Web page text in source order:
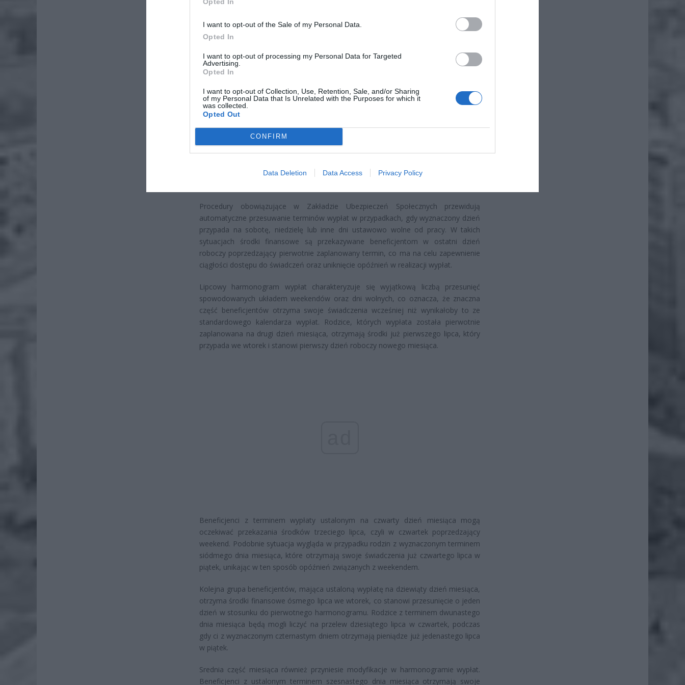
I want to opt-out of the Sale of my Personal Data.
Opted In
I want to opt-out of processing my Personal Data for Targeted
Advertising.
Opted In
I want to opt-out of Collection, Use, Retention, Sale, and/or Sharing
of my Personal Data that Is Unrelated with the Purposes for which it
was collected.
Opted Out
CONFIRM
Data Deletion Data Access Privacy Policy
ZOBACZ RÓWNIEŻ:
Nawet 3600 zł miesięcznie zamiast 800+. Nowa propozycja dla
7 sierpnia 2026 19:29
ZUS podniesie próg 500 plus dla seniorów. Policzyliśmy, ile może
Procedury obowiązujące w Zakładzie Ubezpieczeń Społecznych przewidują
automatyczne przesuwanie terminów wypłat w przypadkach, gdy wyznaczony dzień
przypada na sobotę, niedzielę lub inne dni ustawowo wolne od pracy. W takich
sytuacjach środki finansowe są przekazywane beneficjentom w ostatni dzień
roboczy poprzedzający pierwotnie zaplanowany termin, co ma na celu zapewnienie
ciągłości dostępu do świadczeń oraz uniknięcie opóźnień w realizacji wypłat.
Lipcowy harmonogram wypłat charakteryzuje się wyjątkową liczbą przesunięć
spowodowanych układem weekendów oraz dni wolnych, co oznacza, że znaczna
część beneficjentów otrzyma swoje świadczenia wcześniej niż wynikałoby to ze
standardowego kalendarza wypłat. Rodzice, których wypłata została pierwotnie
zaplanowana na drugi dzień miesiąca, otrzymają środki już pierwszego lipca, który
przypada we wtorek i stanowi pierwszy dzień roboczy nowego miesiąca.
Beneficjenci z terminem wypłaty ustalonym na czwarty dzień miesiąca mogą
oczekiwać przekazania środków trzeciego lipca, czyli w czwartek poprzedzający
weekend. Podobnie sytuacja wygląda w przypadku rodzin z wyznaczonym terminem
siódmego dnia miesiąca, które otrzymają swoje świadczenia już czwartego lipca w
piątek, unikając w ten sposób opóźnień związanych z weekendem.
Kolejna grupa beneficjentów, mająca ustaloną wypłatę na dziewiąty dzień miesiąca,
otrzyma środki finansowe ósmego lipca we wtorek, co stanowi przesunięcie o jeden
dzień w stosunku do pierwotnego harmonogramu. Rodzice z terminem dwunastego
dnia miesiąca będą mogli liczyć na przelew dziesiątego lipca w czwartek, podczas
gdy ci z wyznaczonym czternastym dniem otrzymają pieniądze już jedenastego lipca
w piątek.
Srednia część miesiąca również przyniesie modyfikacje w harmonogramie wypłat.
Beneficjenci z ustalonym terminem szesnastego dnia miesiąca otrzymają swoje